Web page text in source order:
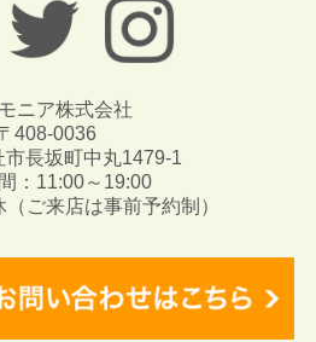
ニア株式会社
408-0036
市長坂町中丸1479-1
：11:00～19:00
ご来店は事前予約制）